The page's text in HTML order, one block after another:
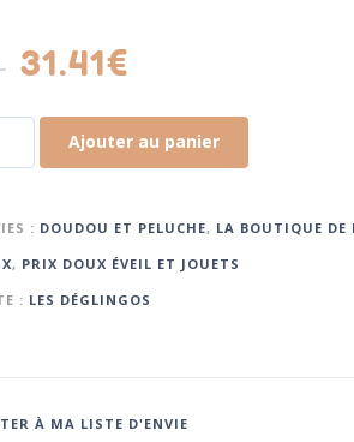
31.41€
Ajouter au panier
: DOUDOU ET PELUCHE, LA BOUTIQUE DE
, PRIX DOUX ÉVEIL ET JOUETS
: LES DÉGLINGOS
À MA LISTE D'ENVIE